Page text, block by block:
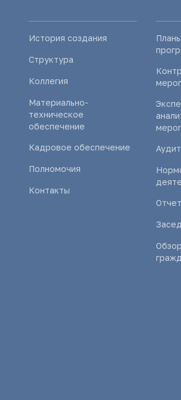
История создания
Структура
Коллегия
Материально-
техническое
обеспечение
Кадровое обеспечение
Полномочия
Контакты